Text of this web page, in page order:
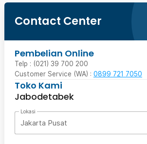
Contact Center
Pembelian Online
Telp : (021) 39 700 200
Customer Service (WA) : 0899 721 7050
Toko Kami
Jabodetabek
Lokasi
Jakarta Pusat